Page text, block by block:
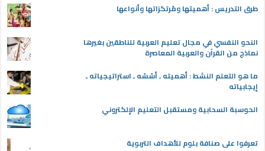
طرق التدريس : أهميتها ومُرتكزاتها وأنواعها
النحو النفسي في مجال تعليم العربية للناطقين بغيرها
نماذج من القرآن والعربية المعاصرة
ما هو التعلم النشط : أهميته ـ أسُسُه ـ استراتيجياته ـ
إيجابياته
الحوسبة السحابية ومستقبل التعليم الإلكتروني
تعرفوا على صنافة بلوم للأهداف التربوية